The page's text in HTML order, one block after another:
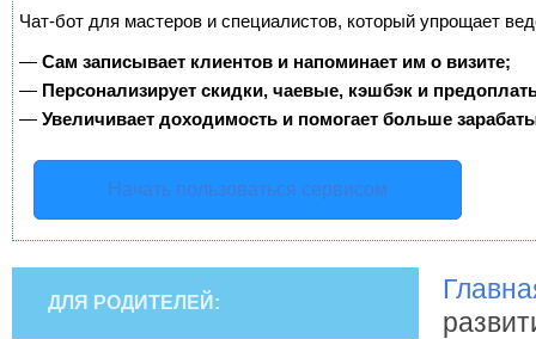
Чат-бот для мастеров и специалистов, который упрощает
— Сам записывает клиентов и напоминает им о визите;
— Персонализирует скидки, чаевые, кэшбэк и
— Увеличивает доходимость и помогает больше
Начать пользоваться сервисом
ДЛЯ РОДИТЕЛЕЙ: